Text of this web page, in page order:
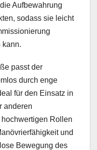
Aufbewahrung
sodass sie leicht
kann.
passt der
durch enge
für den Einsatz in
anderen
Rollen
und
Bewegung des